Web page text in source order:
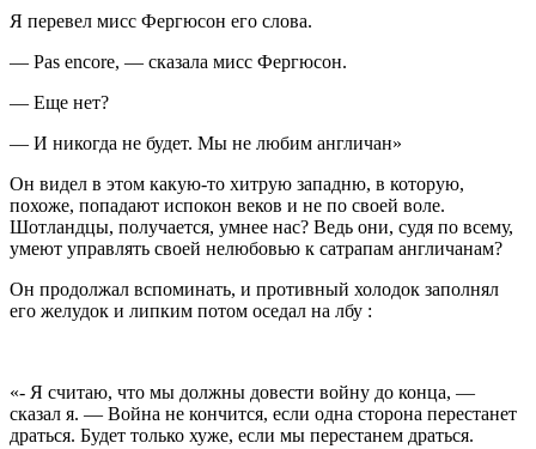
Я перевел мисс Фергюсон его слова.
— Pas encore, — сказала мисс Фергюсон.
— Еще нет?
— И никогда не будет. Мы не любим англичан»
Он видел в этом какую-то хитрую западню, в которую,
похоже, попадают испокон веков и не по своей воле.
Шотландцы, получается, умнее нас? Ведь они, судя по всему,
умеют управлять своей нелюбовью к сатрапам англичанам?
Он продолжал вспоминать, и противный холодок заполнял
его желудок и липким потом оседал на лбу :
«- Я считаю, что мы должны довести войну до конца, —
сказал я. — Война не кончится, если одна сторона перестанет
драться. Будет только хуже, если мы перестанем драться.